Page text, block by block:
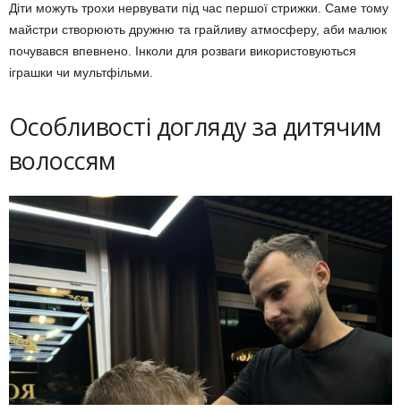
Діти можуть трохи нервувати під час першої стрижки. Саме тому
майстри створюють дружню та грайливу атмосферу, аби малюк
почувався впевнено. Інколи для розваги використовуються
іграшки чи мультфільми.
Особливості догляду за дитячим
волоссям